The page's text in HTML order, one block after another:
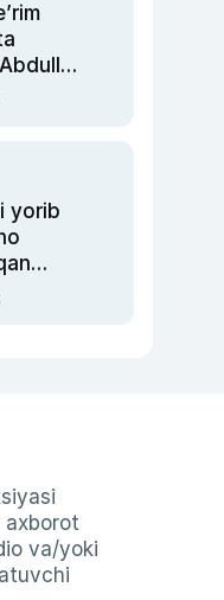
yorib
axborot
va/yoki